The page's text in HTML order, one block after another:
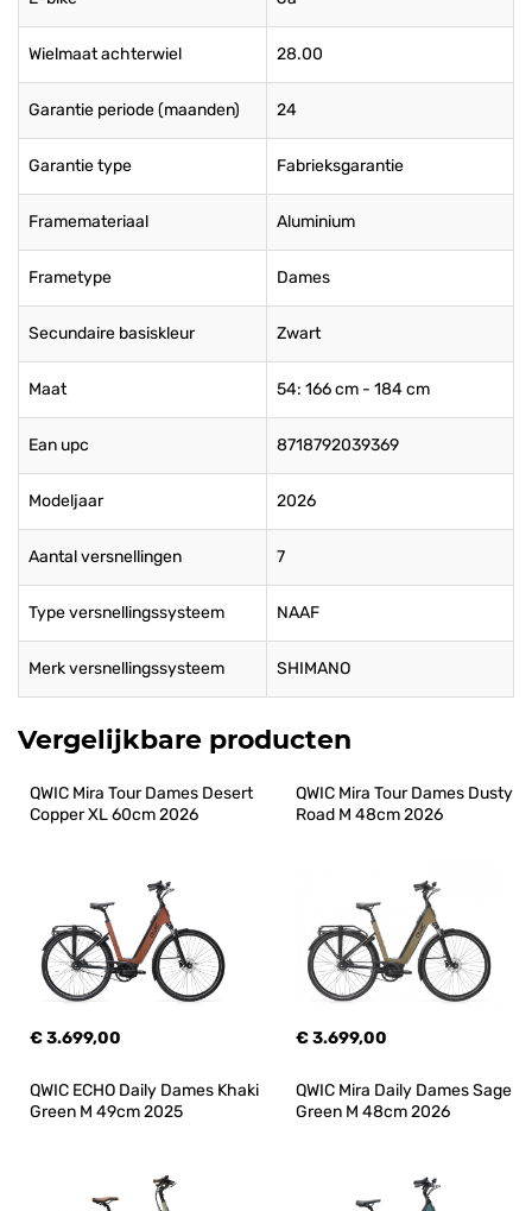
Wielmaat achterwiel 28.00
Garantie periode (maanden) 24
Garantie type Fabrieksgarantie
Framemateriaal Aluminium
Frametype Dames
Secundaire basiskleur Zwart
Maat 54: 166 cm - 184 cm
Ean upc 8718792039369
Modeljaar 2026
Aantal versnellingen 7
Type versnellingssysteem NAAF
Merk versnellingssysteem SHIMANO
Vergelijkbare producten
QWIC Mira Tour Dames Desert
Copper XL 60cm 2026
€ 3.699,00
QWIC Mira Tour Dames Dusty
Road M 48cm 2026
€ 3.699,00
QWIC ECHO Daily Dames Khaki
Green M 49cm 2025
QWIC Mira Daily Dames Sage
Green M 48cm 2026